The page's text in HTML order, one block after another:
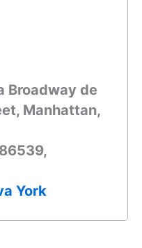
Broadway de
Manhattan,
York